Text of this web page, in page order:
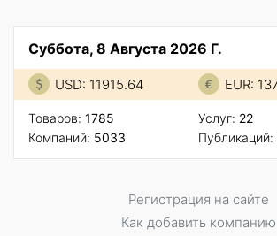
Суббота, 8 Августа 2026 Г.
USD: 11915.64 EUR:
Товаров: 1785
Компаний: 5033
Услуг: 22
Публикаций:
Регистрация на сайте
Как добавить компанию